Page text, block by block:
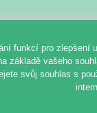
funkcí pro zlepšení
základě vašeho
svůj souhlas s